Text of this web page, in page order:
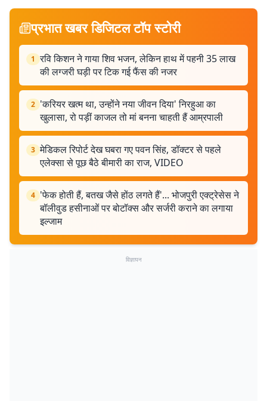
प्रभात खबर डिजिटल टॉप स्टोरी
1 रवि किशन ने गाया शिव भजन, लेकिन हाथ में पहनी 35 लाख
की लग्जरी घड़ी पर टिक गई फैंस की नजर
2 'करियर खत्म था, उन्होंने नया जीवन दिया' निरहुआ का
खुलासा, रो पड़ीं काजल तो मां बनना चाहती हैं आम्रपाली
3 मेडिकल रिपोर्ट देख घबरा गए पवन सिंह, डॉक्टर से पहले
एलेक्सा से पूछ बैठे बीमारी का राज, VIDEO
4 'फेक होती हैं, बतख जैसे होंठ लगते हैं'... भोजपुरी एक्ट्रेसेस ने
बॉलीवुड हसीनाओं पर बोटॉक्स और सर्जरी कराने का लगाया
इल्जाम
विज्ञापन